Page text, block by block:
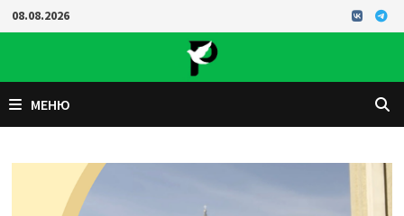
Перейти
к
08.08.2026
МЕНЮ